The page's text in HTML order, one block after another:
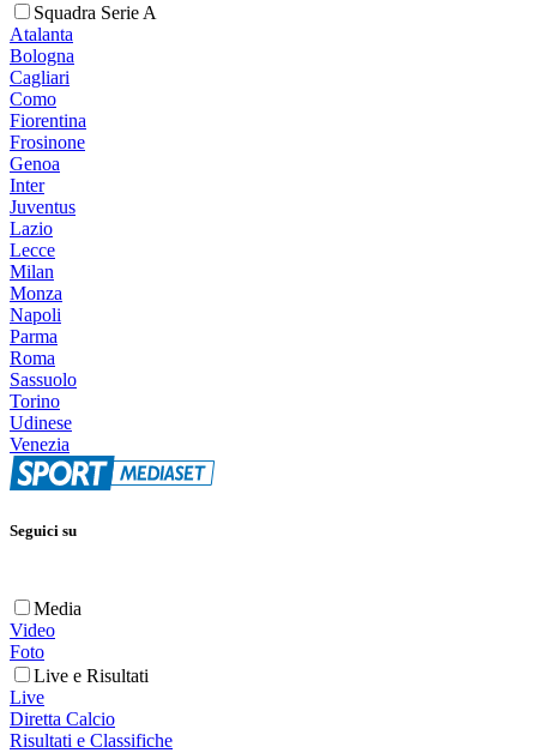
Squadra Serie A
Atalanta
Bologna
Cagliari
Como
Fiorentina
Frosinone
Genoa
Inter
Juventus
Lazio
Lecce
Milan
Monza
Napoli
Parma
Roma
Sassuolo
Torino
Udinese
Venezia
Seguici su
Media
Video
Foto
Live e Risultati
Live
Diretta Calcio
Risultati e Classifiche